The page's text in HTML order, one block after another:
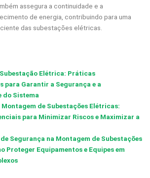
assegura a continuidade e a
de energia, contribuindo para uma
das subestações elétricas.
Elétrica: Práticas
para Garantir a Segurança e a
do Sistema
Montagem de Subestações Elétricas:
para Minimizar Riscos e Maximizar a
Segurança na Montagem de Subestações
Proteger Equipamentos e Equipes em